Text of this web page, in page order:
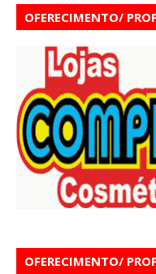
OFERECIMENTO/
OFERECIMENTO/